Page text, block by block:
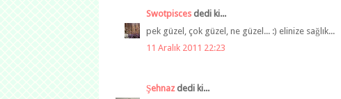
Swotpisces dedi ki...
pek güzel, çok güzel, ne güzel... :) elinize sağlık...
11 Aralık 2011 22:23
Şehnaz dedi ki...